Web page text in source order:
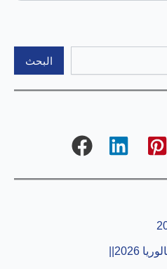
البحث
2026||